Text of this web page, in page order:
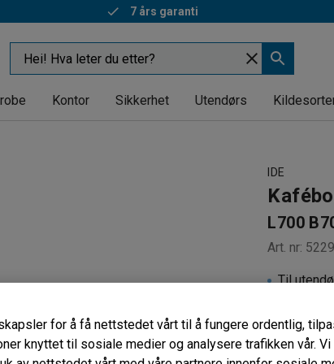
7 års garanti
Kontor Sikkerhet Utendørs
IDE
L700
Art. nr:
Til
1 995,-
for å få nettstedet vårt til å fungere ordentlig,
knyttet til sosiale medier og analysere trafikken vår.